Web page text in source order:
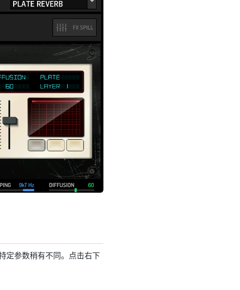
定参数稍有不同。点击右下